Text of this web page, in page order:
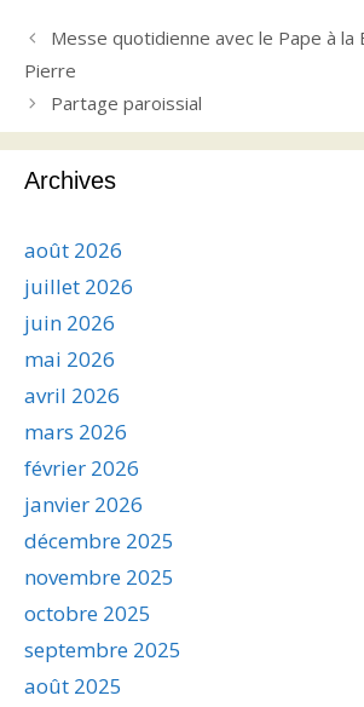
Messe quotidienne avec le Pape à la
Pierre
Partage paroissial
Archives
août 2026
juillet 2026
juin 2026
mai 2026
avril 2026
mars 2026
février 2026
janvier 2026
décembre 2025
novembre 2025
octobre 2025
septembre 2025
août 2025